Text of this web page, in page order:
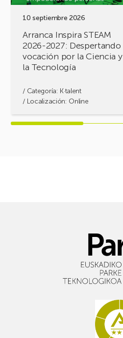
10 septiembre 2026
Arranca Inspira STEAM
2026-2027: Despertando
vocación por la Ciencia y
la Tecnología
/ Categoría: K·talent
/ Localización: Online
vocación
Ciencia
Tecnología